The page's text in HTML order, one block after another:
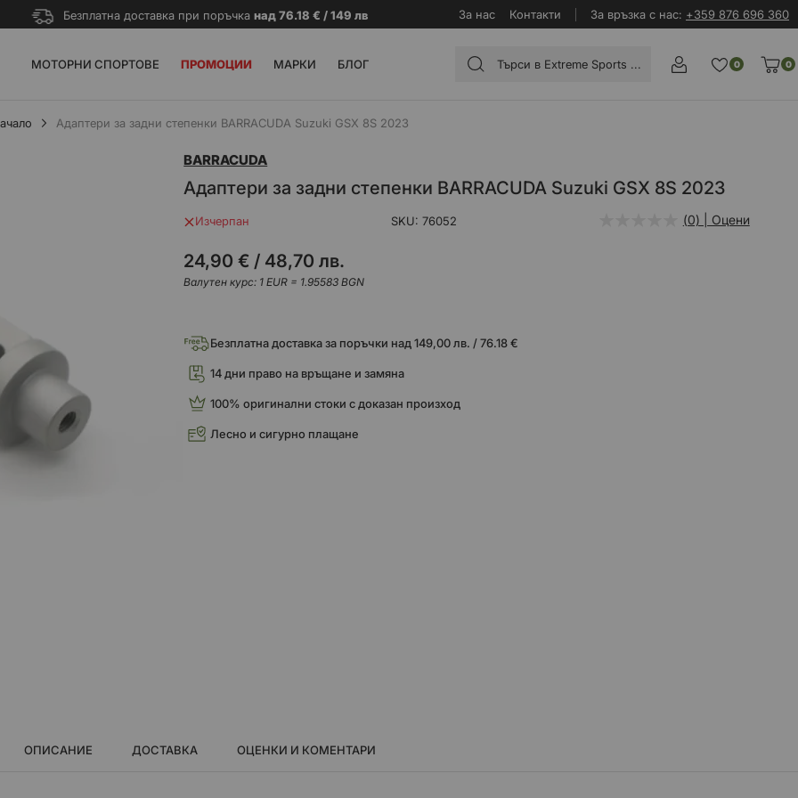
Безплатна доставка при поръчка над 76.18 € / 149 лв За нас Контакти За връзка с нас: +359 876 696 360
МОТОРНИ СПОРТОВЕ ПРОМОЦИИ МАРКИ БЛОГ 0
0
Адаптери за задни степенки BARRACUDA Suzuki GSX 8S 2023
Адаптери за задни степенки BARRACUDA Suzuki GSX 8S 2023
BARRACUDA
Изчерпан SKU 76052 (0) | Оцени
24,90 € / 48,70 лв.
Валутен курс: 1 EUR = 1.95583 BGN
Безплатна доставка за поръчки над 149,00 лв. / 76.18 €
14 дни право на връщане и замяна
100% оригинални стоки с доказан произход
Лесно и сигурно плащане
ОПИСАНИЕ ДОСТАВКА ОЦЕНКИ И КОМЕНТАРИ